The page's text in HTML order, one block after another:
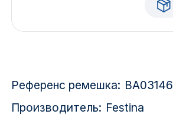
1 Поселок
Референс ремешка: BA03146
Производитель: Festina